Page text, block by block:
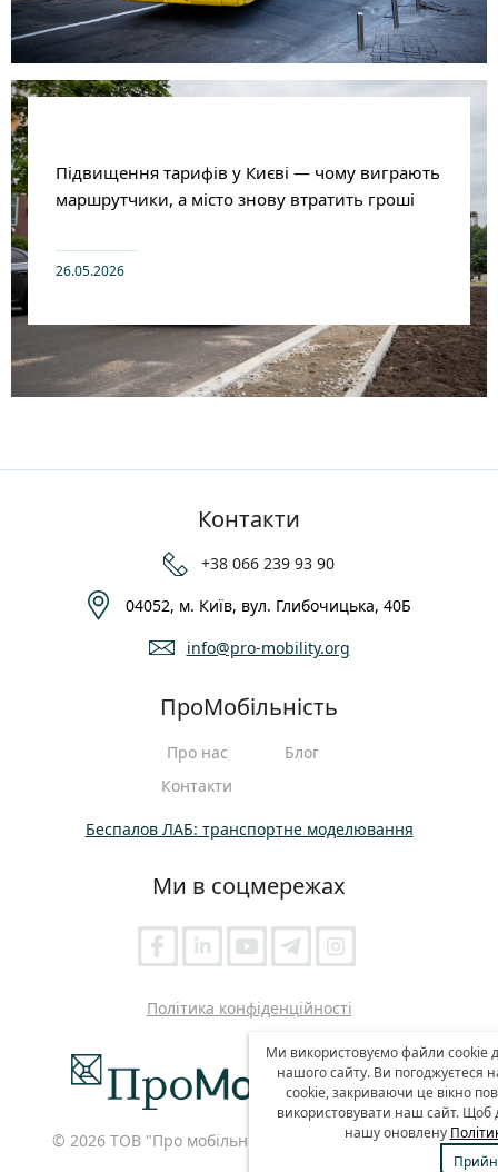
Підвищення тарифів у Києві — чому виграють
маршрутчики, а місто знову втратить гроші
26.05.2026
© 2026 ТОВ "Про мобільність". Всі права захищені.
Контакти
+38 066 239 93 90
04052, м. Київ, вул. Глибочицька, 40Б
info@pro-mobility.org
ПроМобільність
Про нас
Блог
Контакти
Беспалов ЛАБ: транспортне моделювання
Ми в соцмережах
Політика конфіденційності
Ми використовуємо файли cookie
нашого сайту. Ви погоджуєтеся
cookie, закриваючи це вікно
використовувати наш сайт. Щоб
нашу оновлену